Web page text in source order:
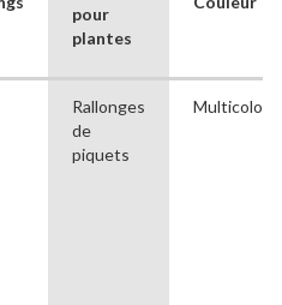
pour
plantes
Rallonges
de
piquets
Multicolore